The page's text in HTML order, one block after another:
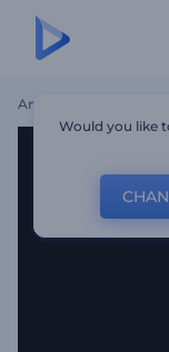
Ana Sayfa
Would you like